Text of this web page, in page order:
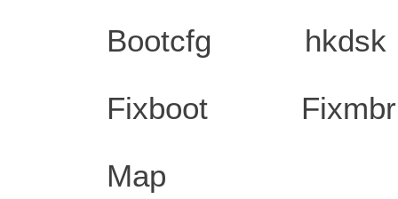
Bootcfg
Fixboot
Map